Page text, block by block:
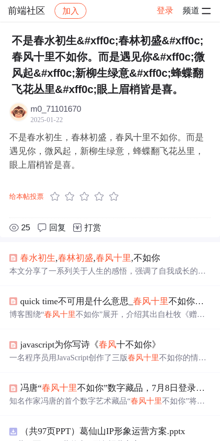
前端社区 加入 登录 频道
社区 前端社区 感慨 帖子详情
不是春水初生&#xff0c;春林初盛&#xff0c;
春风十里不如你。而是遇见你&#xff0c;微
风起&#xff0c;新柳生绿意&#xff0c;蜂蝶翻
飞花丛里&#xff0c;眼上眉梢皆是喜。
m0_71101670
2025-01-22
不是春水初生，春林初盛，春风十里不如你。而是
遇见你，微风起，新柳生绿意，蜂蝶翻飞花丛里，
眼上眉梢皆是喜。
给本帖投票
25 回复 打赏
春水初生,春林初盛,春风十里,不如你
本文分享了一系列关于人生的感悟，强调了自我成长的重
quick time不可用是什么意思_春风十里不如你，用了什么典故，是什么意思？
博客围绕“春风十里不如你”展开，介绍其出自杜牧《赠别
春偶像剧，体现了唐诗宋词对后人的影响力。
javascript为你写诗《春风十不如你》
一名程序员用JavaScript创作了三版春风十里不如你的情
冯唐“春风十里不如你”数字藏品，7月8日登录希壤！
知名作家冯唐的首个数字艺术藏品“春风十里不如你”将于7
模态形式展示。
（共97页PPT）葛仙山IP形象运营方案.pptx